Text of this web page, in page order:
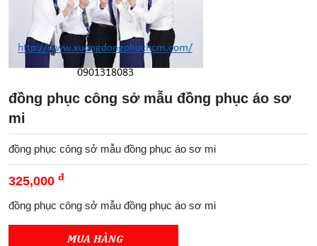
đồng phục công sở mẫu đồng phục áo sơ
mi
đồng phục công sở mẫu đồng phục áo sơ mi
325,000 đ
đồng phục công sở mẫu đồng phục áo sơ mi
MUA HÀNG